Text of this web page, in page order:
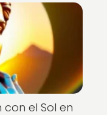
con el Sol en